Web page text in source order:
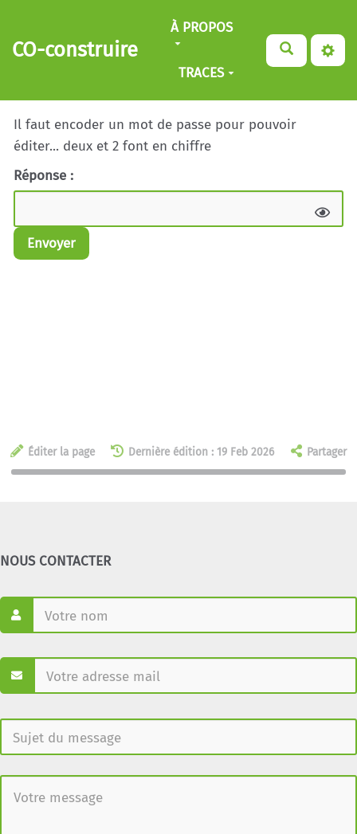
Aller au contenu principal
CO-construire
À PROPOS
TRACES
Il faut encoder un mot de passe pour pouvoir
éditer... deux et 2 font en chiffre
Réponse :
Envoyer
Éditer la page Dernière édition : 19 Feb 2026 Partager
NOUS CONTACTER